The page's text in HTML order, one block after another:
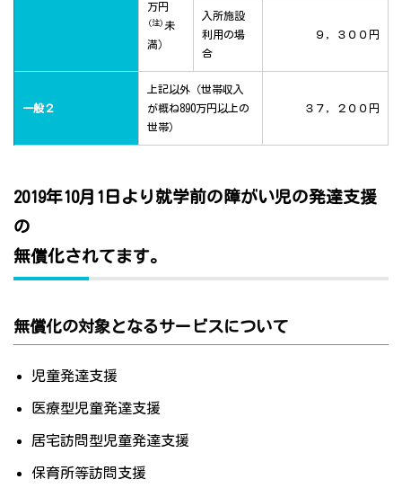
万円
(注) 未
満）
入所施設
利用の場
合
９，３００円
一般２
上記以外（世帯収入
が概ね890万円以上の
世帯）
３７，２００円
2019年10月1日より就学前の障がい児の発達支援
の
無償化されてます。
無償化の対象となるサービスについて
児童発達支援
医療型児童発達支援
居宅訪問型児童発達支援
保育所等訪問支援